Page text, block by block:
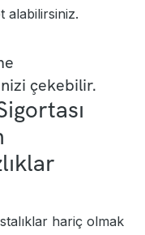
alabilirsiniz.
çekebilir.
hariç olmak